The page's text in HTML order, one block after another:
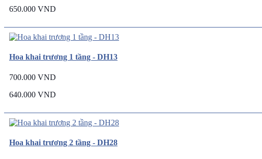
650.000 VND
Hoa khai trương 1 tầng - DH13
700.000 VND
640.000 VND
Hoa khai trương 2 tầng - DH28